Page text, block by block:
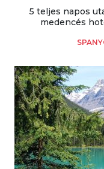
5 teljes napos
medencés